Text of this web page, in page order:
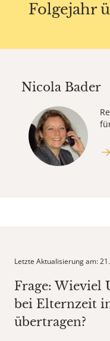
Folgejahr
Nicola Bader
Letzte Aktualisierung am:
Frage: Wieviel
bei Elternzeit
übertragen?